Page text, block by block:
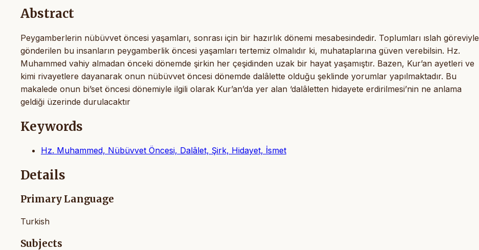
Abstract
Peygamberlerin nübüvvet öncesi yaşamları, sonrası için bir hazırlık dönemi mesabesindedir. Toplumları ıslah göreviyle
gönderilen bu insanların peygamberlik öncesi yaşamları tertemiz olmalıdır ki, muhataplarına güven verebilsin. Hz.
Muhammed vahiy almadan önceki dönemde şirkin her çeşidinden uzak bir hayat yaşamıştır. Bazen, Kur’an ayetleri ve
kimi rivayetlere dayanarak onun nübüvvet öncesi dönemde dalâlette olduğu şeklinde yorumlar yapılmaktadır. Bu
makalede onun bi’set öncesi dönemiyle ilgili olarak Kur’an’da yer alan ‘dalâletten hidayete erdirilmesi’nin ne anlama
geldiği üzerinde durulacaktır
Keywords
Hz. Muhammed, Nübüvvet Öncesi, Dalâlet, Şirk, Hidayet, İsmet
Details
Primary Language
Turkish
Subjects